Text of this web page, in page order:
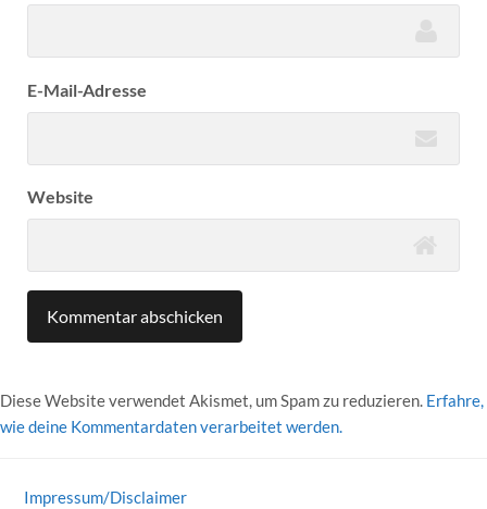
E-Mail-Adresse
Website
Diese Website verwendet Akismet, um Spam zu reduzieren. Erfahre,
wie deine Kommentardaten verarbeitet werden.
Impressum/Disclaimer